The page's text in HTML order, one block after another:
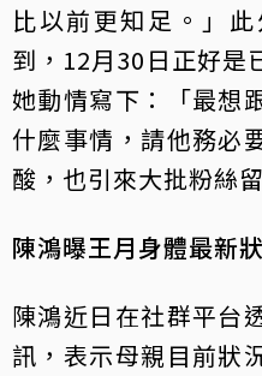
比以前更知足。」
到，12月30日正好是
她動情寫下：「最想
什麼事情，請他務必
酸，也引來大批粉絲
陳鴻曝王月身體最新
陳鴻近日在社群平台
訊，表示母親目前狀